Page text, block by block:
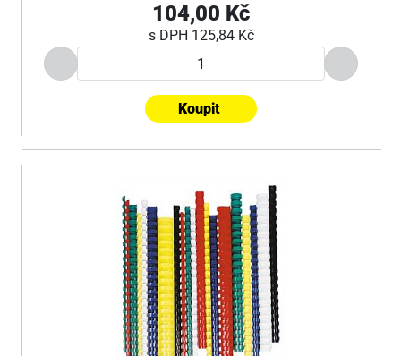
104,00 Kč
s DPH 125,84 Kč
Koupit